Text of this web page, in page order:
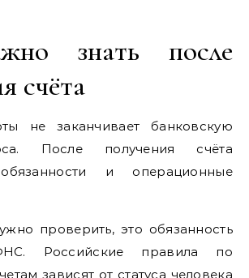
знать после
счёта
не заканчивает банковскую
После получения счёта
и операционные
проверить, это обязанность
Российские правила по
зависят от статуса человека